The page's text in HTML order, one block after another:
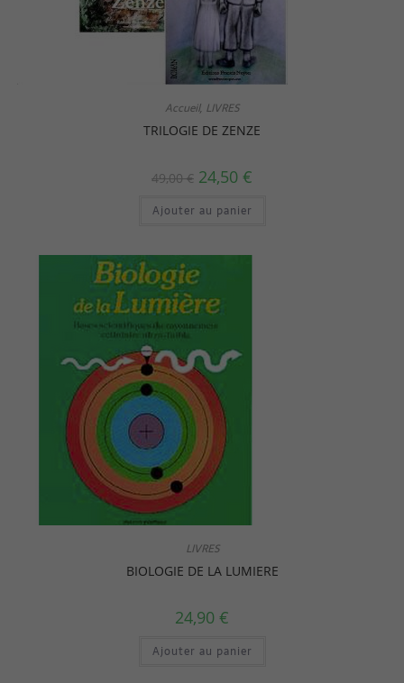
Accueil, LIVRES
TRILOGIE DE ZENZE
49,00€ 24,50 €
Ajouter au panier
LIVRES
BIOLOGIE DE LA LUMIERE
24,90 €
Ajouter au panier